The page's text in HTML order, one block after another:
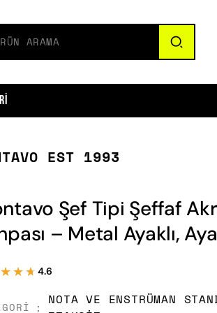
EST 1993
Şef Tipi Şeffaf
– Metal Ayaklı,
4.6
NOTA VE ENSTRÜMAN